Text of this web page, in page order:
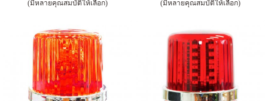
(มีหลายคุณสมบัติให้เลือก) (มีหลายคุณสมบัติให้เลือก)